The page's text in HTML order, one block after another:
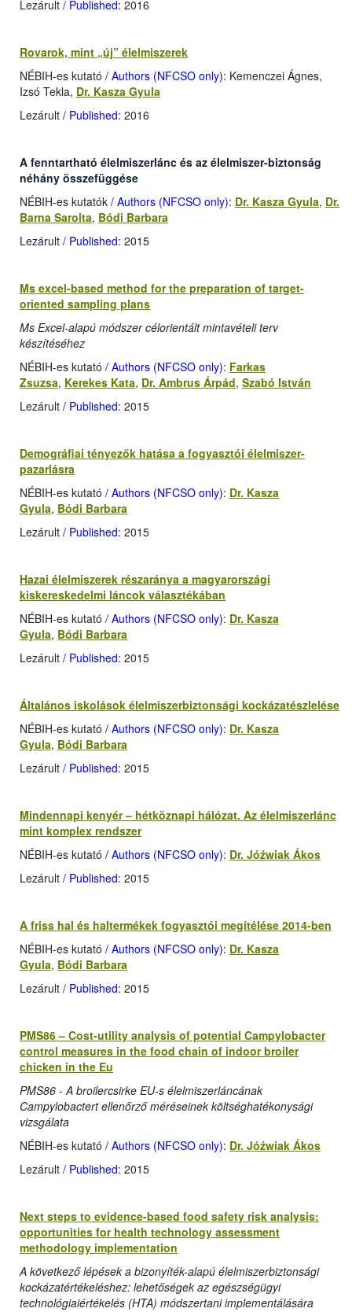
Lezárult / Published: 2016
Rovarok, mint „új” élelmiszerek
NÉBIH-es kutató / Authors (NFCSO only): Kemenczei Ágnes,
Izsó Tekla, Dr. Kasza Gyula
Lezárult / Published: 2016
A fenntartható élelmiszerlánc és az élelmiszer-biztonság
néhány összefüggése
NÉBIH-es kutatók / Authors (NFCSO only): Dr. Kasza Gyula, Dr.
Barna Sarolta, Bódi Barbara
Lezárult / Published: 2015
Ms excel-based method for the preparation of target-
oriented sampling plans
Ms Excel-alapú módszer célorientált mintavételi terv
készítéséhez
NÉBIH-es kutató / Authors (NFCSO only): Farkas
Zsuzsa, Kerekes Kata, Dr. Ambrus Árpád, Szabó István
Lezárult / Published: 2015
Demográfiai tényezők hatása a fogyasztói élelmiszer-
pazarlásra
NÉBIH-es kutató / Authors (NFCSO only): Dr. Kasza
Gyula, Bódi Barbara
Lezárult / Published: 2015
Hazai élelmiszerek részaránya a magyarországi
kiskereskedelmi láncok választékában
NÉBIH-es kutató / Authors (NFCSO only): Dr. Kasza
Gyula, Bódi Barbara
Lezárult / Published: 2015
Általános iskolások élelmiszerbiztonsági kockázatészlelése
NÉBIH-es kutató / Authors (NFCSO only): Dr. Kasza
Gyula, Bódi Barbara
Lezárult / Published: 2015
Mindennapi kenyér – hétköznapi hálózat. Az élelmiszerlánc
mint komplex rendszer
NÉBIH-es kutató / Authors (NFCSO only): Dr. Jóźwiak Ákos
Lezárult / Published: 2015
A friss hal és haltermékek fogyasztói megítélése 2014-ben
NÉBIH-es kutató / Authors (NFCSO only): Dr. Kasza
Gyula, Bódi Barbara
Lezárult / Published: 2015
PMS86 – Cost-utility analysis of potential Campylobacter
control measures in the food chain of indoor broiler
chicken in the Eu
PMS86 - A broilercsirke EU-s élelmiszerláncának
Campylobactert ellenőrző méréseinek költséghatékonysági
vizsgálata
NÉBIH-es kutató / Authors (NFCSO only): Dr. Jóźwiak Ákos
Lezárult / Published: 2015
Next steps to evidence-based food safety risk analysis:
opportunities for health technology assessment
methodology implementation
A következő lépések a bizonyíték-alapú élelmiszerbiztonsági
kockázatértékeléshez: lehetőségek az egészségügyi
technológiaiértékelés (HTA) módszertani implementálására